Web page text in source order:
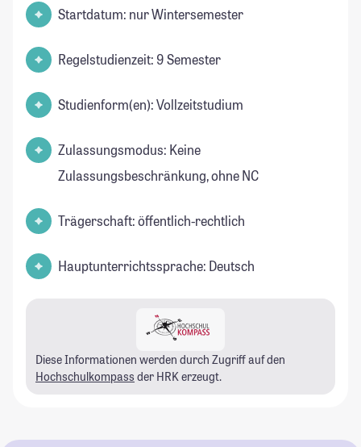
Startdatum: nur Wintersemester
Regelstudienzeit: 9 Semester
Studienform(en): Vollzeitstudium
Zulassungsmodus: Keine
Zulassungsbeschränkung, ohne NC
Trägerschaft: öffentlich-rechtlich
Hauptunterrichtssprache: Deutsch
Diese Informationen werden durch Zugriff auf den
Hochschulkompass der HRK erzeugt.